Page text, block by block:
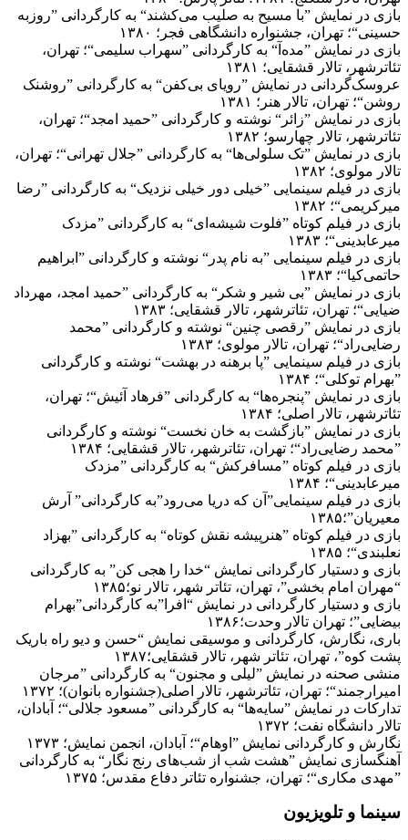
بازی در نمایش ”با مسیح به صلیب می‌کشند“ به کارگردانی ”روزبه
حسینی“؛ تهران، جشنواره دانشگاهی فجر؛ ۱۳۸۰
بازی در نمایش ”مده‌آ“ به کارگردانی ”سهراب سلیمی“؛ تهران،
تئاترشهر، تالار قشقایی؛ ۱۳۸۱
عروسک‌گردانی در نمایش ”رویای بی‌کفن“ به کارگردانی ”روشنک
روشن“؛ تهران، تالار هنر؛ ۱۳۸۱
بازی در نمایش ”زائر“ نوشته و کارگردانی ”حمید امجد“؛ تهران،
تئاترشهر، تالار چهارسو؛ ۱۳۸۲
بازی در نمایش ”تک سلولی‌ها“ به کارگردانی ”جلال تهرانی“؛ تهران،
تالار مولوی؛ ۱۳۸۲
بازی در فیلم سینمایی ”خیلی دور خیلی نزدیک“ به کارگردانی ”رضا
میرکریمی“؛ ۱۳۸۲
بازی در فیلم کوتاه ”فلوت شیشه‌ای“ به کارگردانی ”مزدک
میرعابدینی“؛ ۱۳۸۳
بازی در فیلم سینمایی ”به نام پدر“ نوشته و کارگردانی ”ابراهیم
حاتمی‌کیا“؛ ۱۳۸۳
بازی در نمایش ”بی شیر و شکر“ به کارگردانی ”حمید امجد، مهرداد
ضیایی“؛ تهران، تئاترشهر، تالار قشقایی؛ ۱۳۸۳
بازی در نمایش ”رقصی چنین“ نوشته و کارگردانی ”محمد
رضایی‌راد“؛ تهران، تالار مولوی؛ ۱۳۸۳
بازی در فیلم سینمایی ”پا برهنه در بهشت“ نوشته و کارگردانی
”بهرام توکلی“؛ ۱۳۸۴
بازی در نمایش ”پنجره‌ها“ به کارگردانی ”فرهاد آئیش“؛ تهران،
تئاترشهر، تالار اصلی؛ ۱۳۸۴
بازی در نمایش ”بازگشت به خان نخست“ نوشته و کارگردانی
”محمد رضایی‌راد“؛ تهران، تئاترشهر، تالار قشقایی؛ ۱۳۸۴
بازی در فیلم کوتاه ”مسافرکش“ به کارگردانی ”مزدک
میرعابدینی“؛ ۱۳۸۴
بازی در فیلم سینمایی”آن که دریا می‌رود”به کارگردانی” آرش
معیریان”؛۱۳۸۵
بازی در فیلم کوتاه ”هنرپیشه نقش کوتاه“ به کارگردانی ”بهزاد
نعلبندی“؛ ۱۳۸۵
بازی و دستیار کارگردانی نمایش “خدا را هجی کن” به کارگردانی
“مهران امام بخشی”، تهران، تئاتر شهر، تالار نو؛۱۳۸۵
بازی و دستیار کارگردانی در نمایش “افرا”به کارگردانی”بهرام
بیضایی”؛ تهران تالار وحدت؛۱۳۸۶
باری، نگارش، کارگردانی و موسیقی نمایش “حسن و دیو راه باریک
پشت کوه”، تهران، تئاتر شهر، تالار قشقایی؛۱۳۸۷
منشی صحنه در نمایش ”لیلی و مجنون“ به کارگردانی ”مرجان
امیرارجمند“؛ تهران، تئاترشهر، تالار اصلی(جشنواره بانوان)؛ ۱۳۷۲
تدارکات در نمایش ”سایه‌ها“ به کارگردانی ”مسعود جلالی“؛ آبادان،
تالار دانشگاه نفت؛ ۱۳۷۲
نگارش و کارگردانی نمایش ”اوهام“؛ آبادان، انجمن نمایش؛ ۱۳۷۳
آهنگسازی نمایش ”هشت شب از شب‌های رنج نگار“ به کارگردانی
”مهدی مکاری“؛ تهران، جشنواره تئاتر دفاع مقدس؛ ۱۳۷۵
سینما و تلویزیون